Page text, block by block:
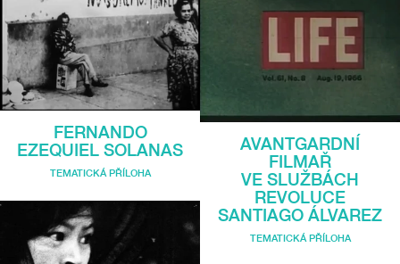
FERNANDO
EZEQUIEL SOLANAS
TEMATICKÁ PŘÍLOHA
AVANTGARDNÍ
FILMAŘ
VE SLUŽBÁCH
REVOLUCE
SANTIAGO ÁLVAREZ
TEMATICKÁ PŘÍLOHA